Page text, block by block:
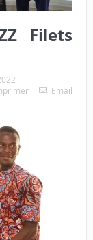
Filets
Email